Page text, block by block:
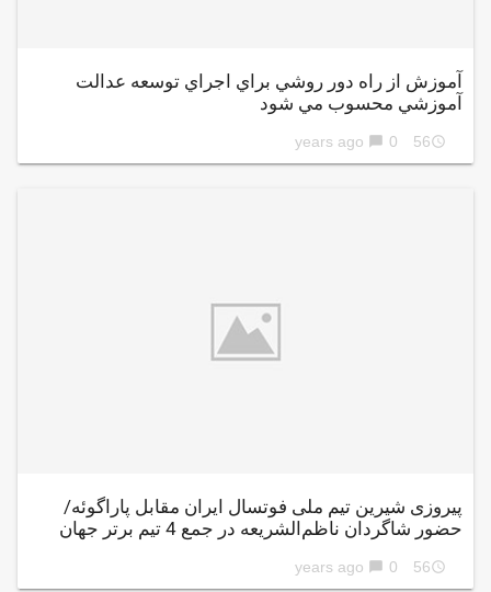
آموزش از راه دور روشي براي اجراي توسعه عدالت
آموزشي محسوب مي شود
access_time
56 years ago
chat_bubble 0
پیروزی شیرین تیم ملی فوتسال ایران مقابل پاراگوئه/
حضور شاگردان ناظم‌الشریعه در جمع 4 تیم برتر جهان
access_time
56 years ago
chat_bubble 0